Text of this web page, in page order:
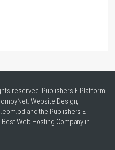
reserved. Publishers E-Platform
Website Design,
and the Publishers E-
BestWeb Hosting Company in